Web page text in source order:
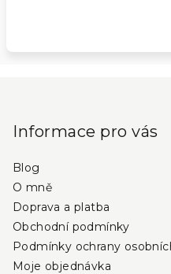
Informace pro vás
Blog
O mně
Doprava a platba
Obchodní podmínky
Podmínky ochrany
Moje objednávka